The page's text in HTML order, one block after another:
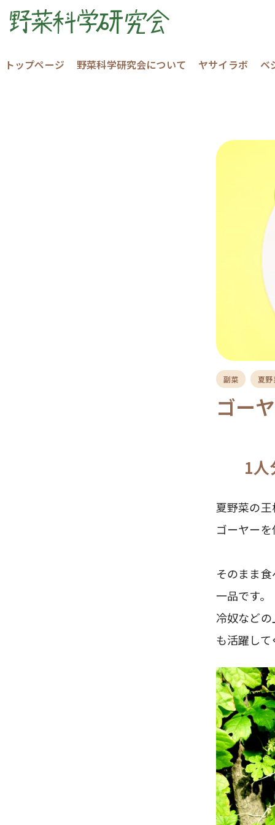
トップページ 野菜科学研究会について ヤサイラボ ベ
副菜 夏野
ゴー
1
夏野菜の
ゴーヤー
そのまま
一品です。
冷奴など
も活躍して